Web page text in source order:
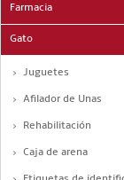
Farmacia
Gato
Juguetes
Afilador de Unas
Rehabilitación
Caja de arena